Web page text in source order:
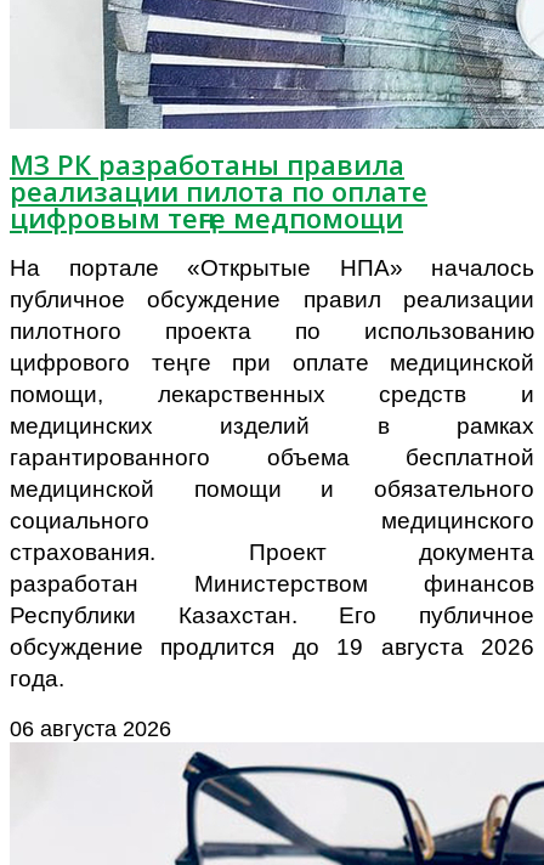
МЗ РК разработаны правила
реализации пилота по оплате
цифровым теңге медпомощи
На портале «Открытые НПА» началось
публичное обсуждение правил реализации
пилотного проекта по использованию
цифрового теңге при оплате медицинской
помощи, лекарственных средств и
медицинских изделий в рамках
гарантированного объема бесплатной
медицинской помощи и обязательного
социального медицинского
страхования. Проект документа
разработан Министерством финансов
Республики Казахстан. Его публичное
обсуждение продлится до 19 августа 2026
года.
06 августа 2026